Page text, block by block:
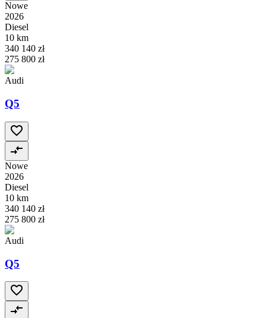
Nowe
2026
Diesel
10 km
340 140 zł
275 800 zł
Audi
Q5
Nowe
2026
Diesel
10 km
340 140 zł
275 800 zł
Audi
Q5